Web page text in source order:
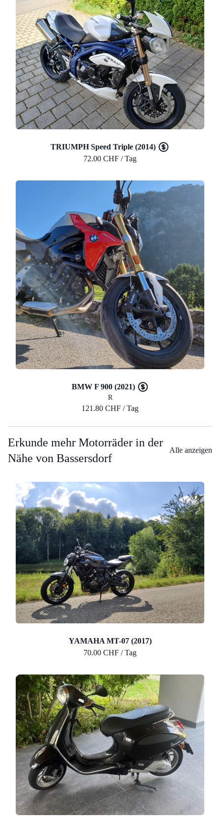
TRIUMPH Speed Triple (2014)
72.00 CHF / Tag
BMW F 900 (2021)
R
121.80 CHF / Tag
Erkunde mehr Motorräder in der
Nähe von Bassersdorf
Alle anzeigen
YAMAHA MT-07 (2017)
70.00 CHF / Tag